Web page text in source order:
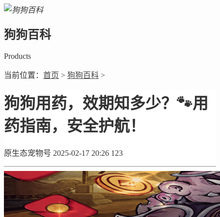
狗狗百科
Products
当前位置： 首页 > 狗狗百科 >
狗狗用药，效期知多少？🐾用
药指南，安全护航！
原生态宠物号 2025-02-17 20:26 123